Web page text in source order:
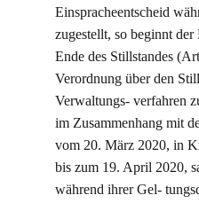
Einspracheentscheid
zugestellt, so beginnt der
Ende des Stillstandes
Verordnung über den
Verwaltungs- verfahren
im Zusammenhang mit
vom 20. März 2020, in
bis zum 19. April 2020,
während ihrer Gel-